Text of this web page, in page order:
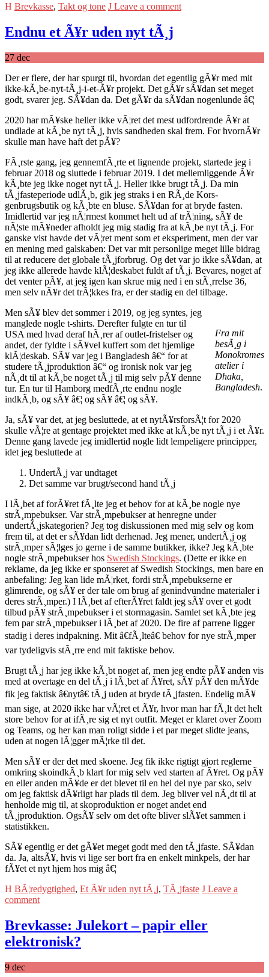
Brevkasse, Takt og tone Leave a comment
Endnu et Ã¥r uden nyt tÃ¸j
27 dec
Der er flere, der har spurgt til, hvordan det egentlig gÃ¥r med mit
ikke-kÃ¸be-nyt-tÃ¸j-i-et-Ã¥r projekt. Det gÃ¥r sÃ¥dan set meget
godt, svarer jeg. SÃ¥dan da. Det gÃ¥r da sÃ¥dan nogenlunde â€¦
2020 har mÃ¥ske heller ikke vÃ¦ret det mest udfordrende Ã¥r at
undlade at kÃ¸be nyt tÃ¸j, hvis sandheden skal frem. For hvornÃ¥r
skulle man have haft det pÃ¥?
FÃ¸rste gang, jeg gennemfÃ¸rte et lignende projekt, startede jeg i
februar 2018 og sluttede i februar 2019. I det mellemliggende Ã¥r
kÃ¸bte jeg ikke noget nyt tÃ¸j. Heller ikke brugt tÃ¸j. Da min
tÃ¸jfasteperiode udlÃ¸b, gik jeg straks i en RÃ¸de Kors-
genbrugsbutik og kÃ¸bte en bluse. SÃ¥dan for at bryde fasten.
Imidlertid var jeg nÃ¦rmest kommet helt ud af trÃ¦ning, sÃ¥ de
nÃ¦ste mÃ¥neder afholdt jeg mig stadig fra at kÃ¸be nyt tÃ¸j. For
ganske vist havde det vÃ¦ret ment som et eksperiment, men der var
en mening med galskaben: Det var mit personlige meget lille bidrag
til at reducere det globale tÃ¸jforbrug. Og det var jo ikke sÃ¥dan, at
jeg ikke allerede havde klÃ¦deskabet fuldt af tÃ¸j. Bevares, noget af
det venter pÃ¥, at jeg igen kan skrue mig ned i en stÃ¸rrelse 36,
men selv nÃ¥r det trÃ¦kkes fra, er der stadig en del tilbage.
Fra mit
besÃ¸g i
Monokromes
atelier i
Dhaka,
Bangladesh.
Men sÃ¥ blev det sommer i 2019, og jeg syntes, jeg
manglede nogle t-shirts. Derefter fulgte en tur til
USA med hvad deraf hÃ¸rer af outlet-fristelser og
andet, der fyldte i sÃ¥vel kuffert som det hjemlige
klÃ¦deskab. SÃ¥ var jeg i Bangladesh â€“ for at
studere tÃ¸jproduktion â€“ og ironisk nok var jeg
nÃ¸dt til at kÃ¸be noget tÃ¸j til mig selv pÃ¥ denne
tur. En tur til Hamborg medfÃ¸rte endnu nogle
indkÃ¸b, og sÃ¥ â€¦ og sÃ¥ â€¦ og sÃ¥.
Ja, sÃ¥ var det, at jeg besluttede, at et nytÃ¥rsforsÃ¦t for 2020
skulle vÃ¦re at gentage projektet med ikke at kÃ¸be nyt tÃ¸j i et Ã¥r.
Denne gang lavede jeg imidlertid nogle lidt lempeligere principper,
idet jeg besluttede at
UndertÃ¸j var undtaget
Det samme var brugt/second hand tÃ¸j
I lÃ¸bet af forÃ¥ret fÃ¸lte jeg et behov for at kÃ¸be nogle nye
strÃ¸mpebukser. Var strÃ¸mpebukser at henregne under
undertÃ¸jskategorien? Jeg tog diskussionen med mig selv og kom
frem til, at det er sÃ¥dan lidt derhenad. Jeg mener, undertÃ¸j og
strÃ¸mper sÃ¦lges jo gerne i de samme butikker, ikke? Jeg kÃ¸bte
nogle strÃ¸mpebukser hos Swedish Stockings. (Dette er ikke en
reklame, da jeg ikke er sponseret af Swedish Stockings, men bare en
anbefaling: Jeg kan lide mÃ¦rket, fordi strÃ¸mpebukserne er
glimrende, og sÃ¥ er der tale om brug af genindvundne materialer i
deres strÃ¸mper.) I lÃ¸bet af efterÃ¥ret faldt jeg sÃ¥ over et godt
tilbud pÃ¥ strÃ¸mpebukser i et stormagasin. Samlet set kÃ¸bte jeg
fem par strÃ¸mpebukser i lÃ¸bet af 2020. De fire af parrene ligger
stadig i deres indpakning. Mit â€fÃ¸lteâ€ behov for nye strÃ¸mper
var tydeligvis stÃ¸rre end mit faktiske behov.
Brugt tÃ¸j har jeg ikke kÃ¸bt noget af, men jeg endte pÃ¥ anden vis
med at overtage en del tÃ¸j i lÃ¸bet af Ã¥ret, sÃ¥ pÃ¥ den mÃ¥de
fik jeg faktisk â€nytâ€ tÃ¸j uden at bryde tÃ¸jfasten. Endelig mÃ¥
man sige, at 2020 ikke har vÃ¦ret et Ã¥r, hvor man har fÃ¸lt det helt
store behov for at ifÃ¸re sig et nyt outfit. Meget er klaret over Zoom
og Teams, og her kan man roligt sidde i et par meget slidte jeans,
uden at nogen lÃ¦gger mÃ¦rke til det.
Men sÃ¥ er der det med skoene. Jeg fik ikke rigtigt gjort reglerne
omkring skoindkÃ¸b klart for mig selv ved starten af Ã¥ret. Og pÃ¥
en eller anden mÃ¥de er det blevet til en hel del nye par sko, selv
om jeg faktisk dÃ¥rligt har plads til dem. Jeg bliver vel nÃ¸dt til at
henholde mig til, at skoproduktion er noget andet end
tÃ¸jproduktion. OgsÃ¥ selv om det ofte bliver slÃ¥et sammen i
statistikken.
SÃ¥ egentlig er det gÃ¥et meget godt med den tÃ¸jfaste. SÃ¥dan
da. Ja, altsÃ¥, hvis vi lige ser bort fra en enkelt minkpels, der har
fÃ¥et et nyt hjem hos mig â€¦
BÃ¦redygtighed, Et Ã¥r uden nyt tÃ¸j, TÃ¸jfaste
Leave a
comment
Brevkasse: Julekort – papir eller
elektronisk?
9 dec